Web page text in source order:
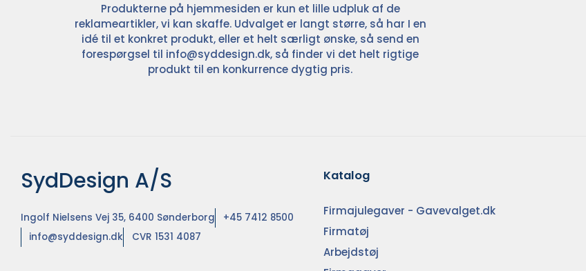
Produkterne på hjemmesiden er kun et lille udpluk af de
reklameartikler, vi kan skaffe. Udvalget er langt større, så har I en
idé til et konkret produkt, eller et helt særligt ønske, så send en
forespørgsel til info@syddesign.dk, så finder vi det helt rigtige
produkt til en konkurrence dygtig pris.
SydDesign A/S
Ingolf Nielsens Vej 35, 6400 Sønderborg
+45 7412 8500
info@syddesign.dk
CVR 1531 4087
Katalog
Firmajulegaver - Gavevalget.dk
Firmatøj
Arbejdstøj